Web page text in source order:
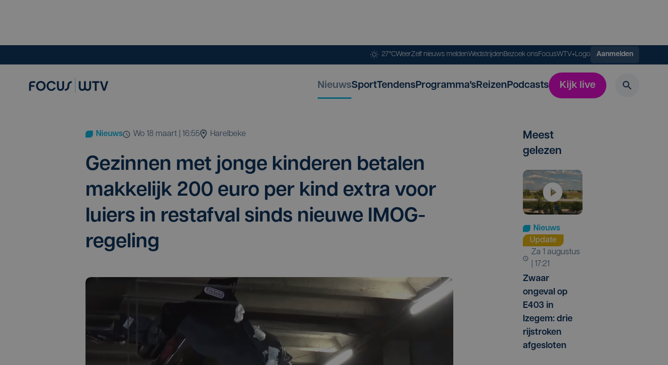
27°CWeerZelf nieuws meldenWedstrijdenBezoek onsFocusWTV+Logo Aanmelden
NieuwsSportTendensProgramma'sReizenPodcasts Kijk live
Nieuws wo 18 maart | 16:55 Harelbeke
Gezin­nen met jon­ge kin­de­ren beta­len
mak­ke­lijk 200 euro per kind extra voor
lui­ers in res­taf­val sinds nieu­we IMOG-
regeling
Meest
gelezen
Nieuws
Update
za 1 augustus
| 17:21
Zwaar
ongeval op
E403 in
Izegem: drie
rijstroken
afgesloten